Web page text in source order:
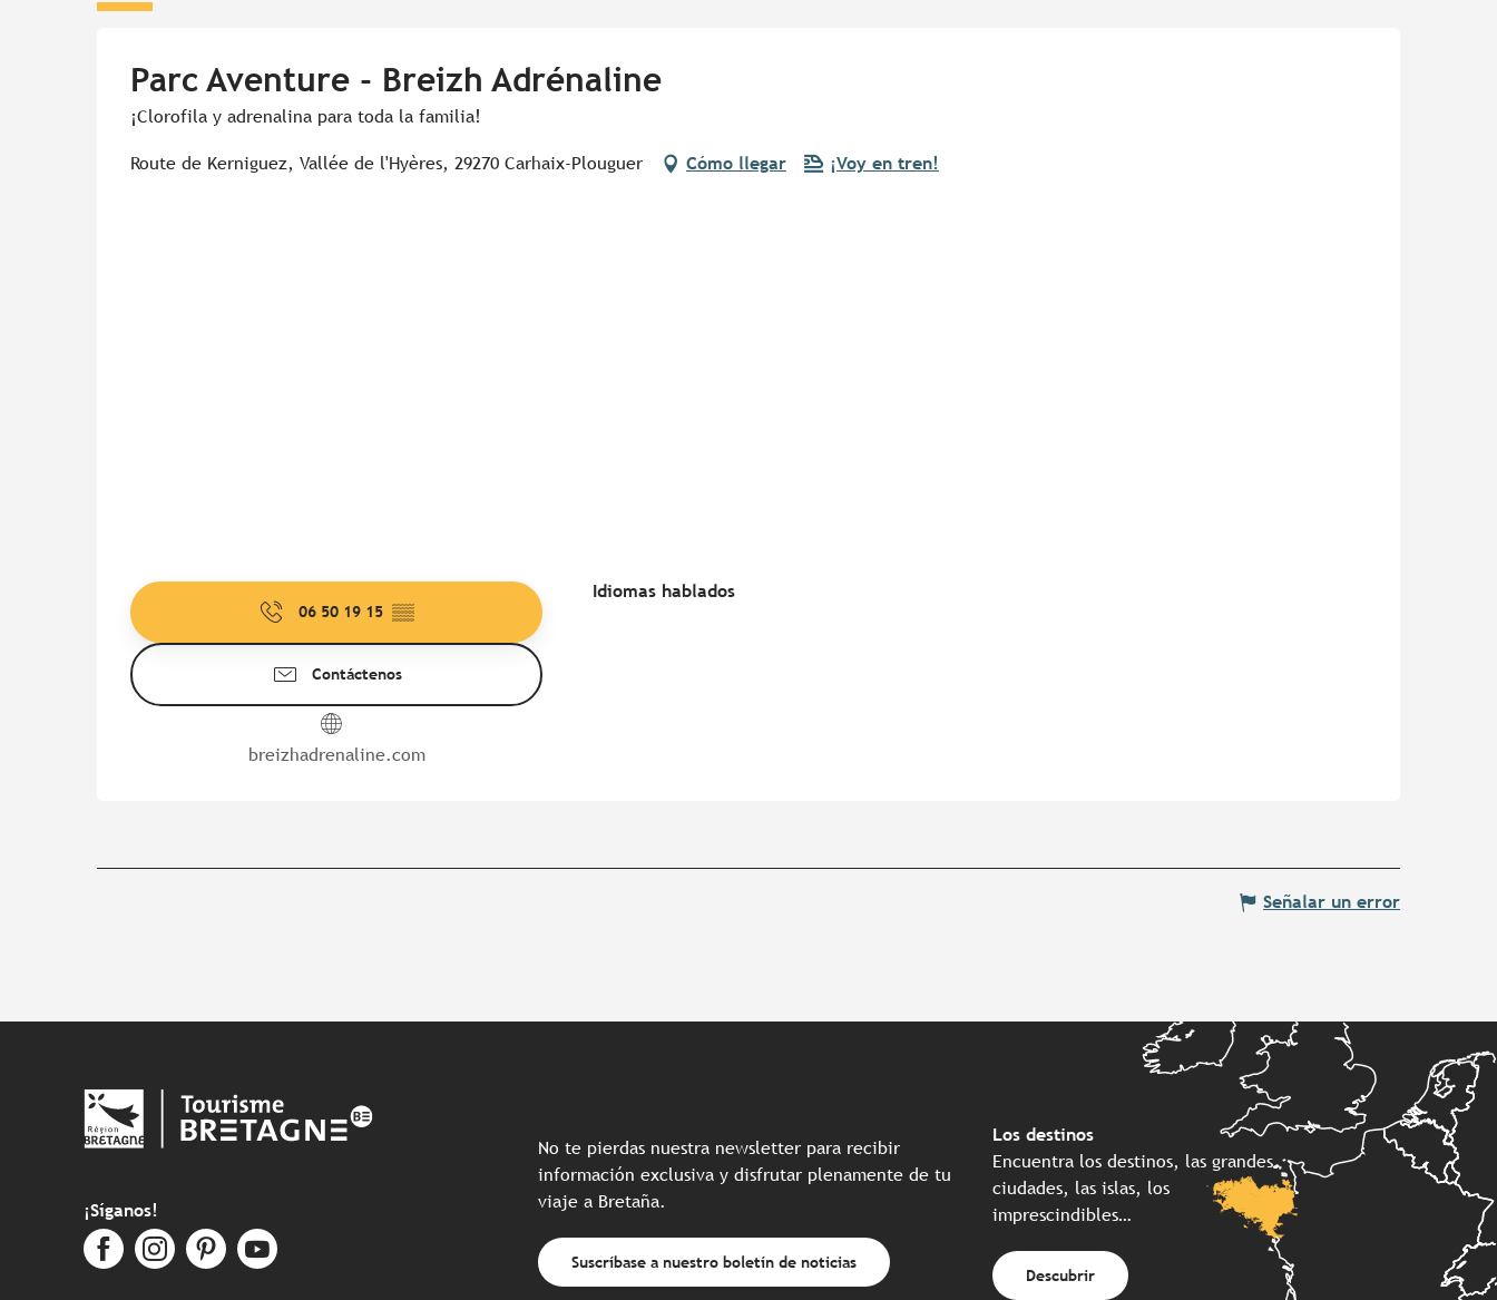
Parc Aventure - Breizh Adrénaline
¡Clorofila y adrenalina para toda la familia!
Route de Kerniguez, Vallée de l'Hyères, 29270 Carhaix-Plouguer Cómo llegar ¡Voy en tren!
06 50 19 15 ▒▒
Contáctenos
breizhadrenaline.com
Idiomas hablados
Idiomas hablados
Señalar un error
¡Síganos!
No te pierdas nuestra newsletter para recibir
información exclusiva y disfrutar plenamente de tu
viaje a Bretaña.
Suscríbase a nuestro boletín de noticias
Los destinos
Encuentra los destinos, las grandes
ciudades, las islas, los
imprescindibles…
Descubrir